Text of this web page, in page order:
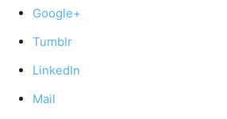
Google+
Tumblr
LinkedIn
Mail